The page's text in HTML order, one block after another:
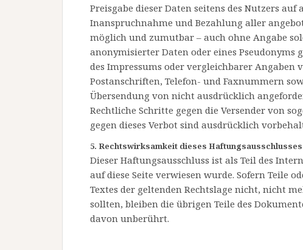
Preisgabe dieser Daten seitens des Nutzers
Inanspruchnahme und Bezahlung aller
möglich und zumutbar – auch ohne Angabe
anonymisierter Daten oder eines Pseudonyms
des Impressums oder vergleichbarer
Postanschriften, Telefon- und Faxnummern
Übersendung von nicht ausdrücklich
Rechtliche Schritte gegen die Versender von
gegen dieses Verbot sind ausdrücklich
5. Rechtswirksamkeit dieses Haftungsausschlusses
Dieser Haftungsausschluss ist als Teil des
auf diese Seite verwiesen wurde. Sofern Teile
Textes der geltenden Rechtslage nicht, nicht
sollten, bleiben die übrigen Teile des
davon unberührt.